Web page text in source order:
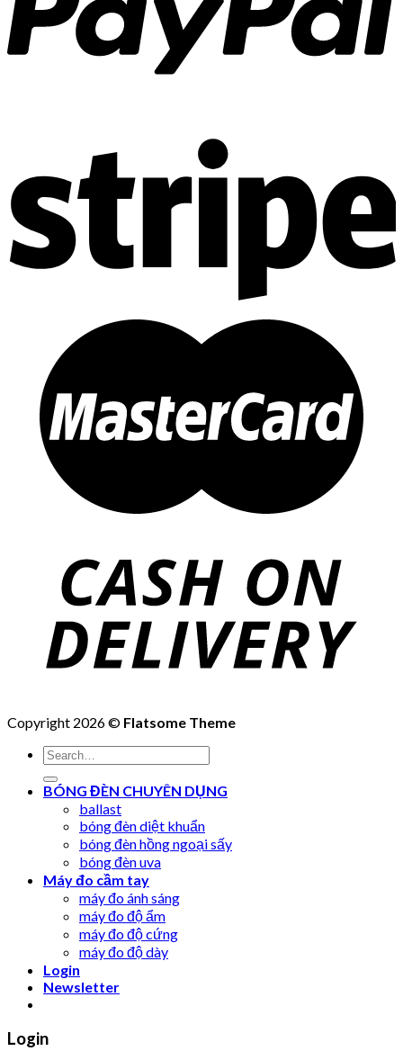
Copyright 2026 © Flatsome Theme
Search
for:
BÓNG ĐÈN CHUYÊN DỤNG
ballast
bóng đèn diệt khuẩn
bóng đèn hồng ngoại sấy
bóng đèn uva
Máy đo cầm tay
máy đo ánh sáng
máy đo độ ẩm
máy đo độ cứng
máy đo độ dày
Login
Newsletter
Login